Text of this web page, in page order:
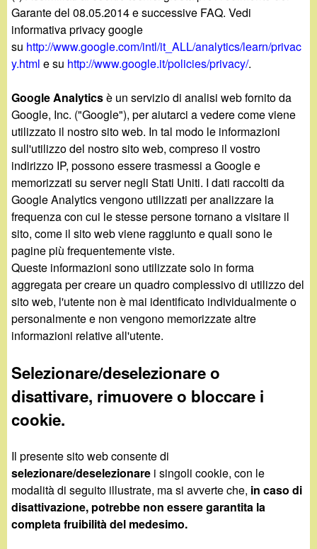
Garante del 08.05.2014 e successive FAQ. Vedi
informativa privacy google
su http://www.google.com/intl/it_ALL/analytics/learn/privac
y.html e su http://www.google.it/policies/privacy/.
Google Analyticsè un servizio di analisi web fornito da
Google, Inc. ("Google"), per aiutarci a vedere come viene
utilizzato il nostro sito web. In tal modo le informazioni
sull'utilizzo del nostro sito web, compreso il vostro
indirizzo IP, possono essere trasmessi a Google e
memorizzati su server negli Stati Uniti. I dati raccolti da
Google Analytics vengono utilizzati per analizzare la
frequenza con cui le stesse persone tornano a visitare il
sito, come il sito web viene raggiunto e quali sono le
pagine più frequentemente viste.
Queste informazioni sono utilizzate solo in forma
aggregata per creare un quadro complessivo di utilizzo del
sito web, l'utente non è mai identificato individualmente o
personalmente e non vengono memorizzate altre
informazioni relative all'utente.
Selezionare/deselezionare o
disattivare, rimuovere o bloccare i
cookie.
Il presente sito web consente di
selezionare/deselezionare i singoli cookie, con le
modalità di seguito illustrate, ma si avverte che, in caso di
disattivazione, potrebbe non essere garantita la
completa fruibilità del medesimo.